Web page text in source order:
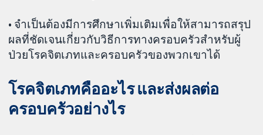
• จำเป็นต้องมีการศึกษาเพิ่มเติมเพื่อให้สามารถสรุป
ผลที่ชัดเจนเกี่ยวกับวิธีการทางครอบครัวสำหรับผู้
ป่วยโรคจิตเภทและครอบครัวของพวกเขาได้
โรคจิตเภทคืออะไร และส่งผลต่อ
ครอบครัวอย่างไร